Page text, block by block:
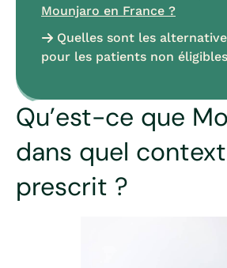
Mounjaro en France ?
Quelles sont les
pour les patients non
Qu’est-ce que
dans quel
prescrit ?